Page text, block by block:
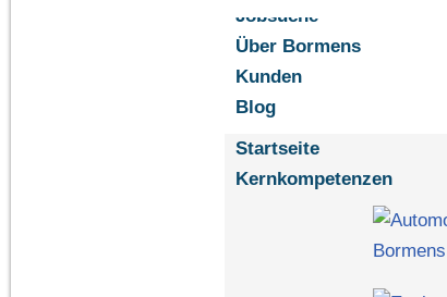
Jobsuche
Über Bormens
Kunden
Blog
Startseite
Kernkompetenzen